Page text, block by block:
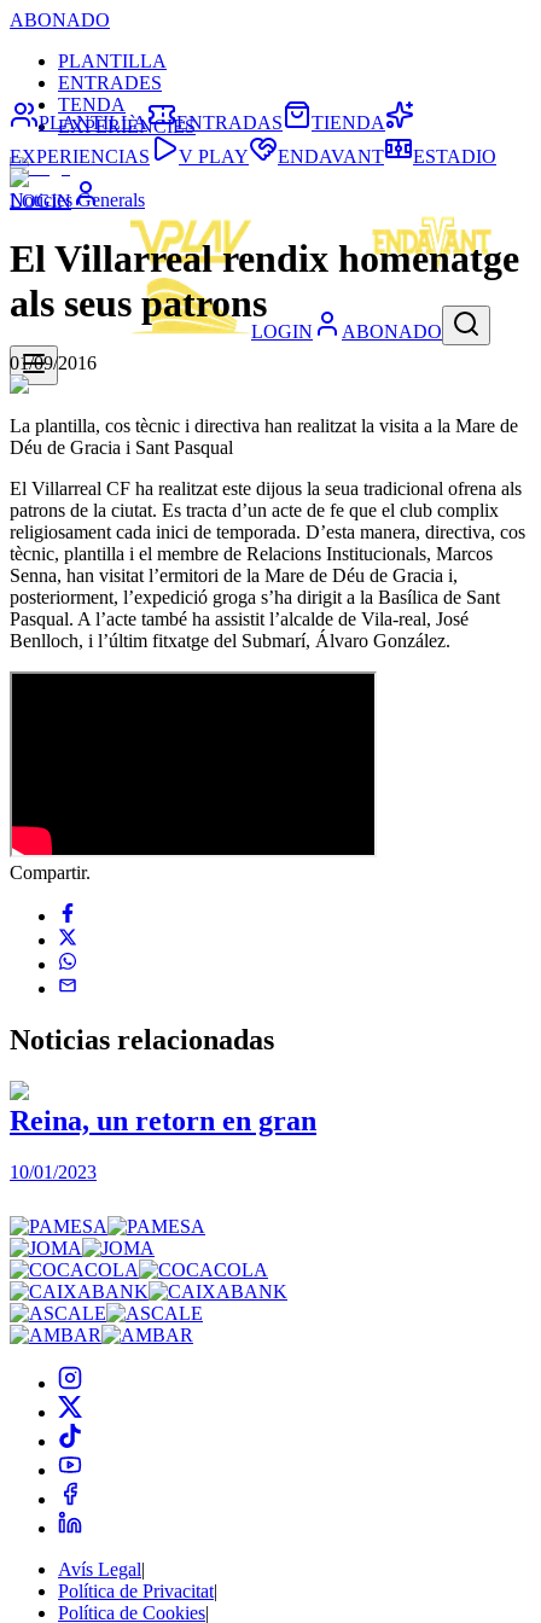
ABONADO
PLANTILLA
ENTRADES
TENDA
EXPERIÈNCIES
LOGIN
LOGIN ABONADO
PLANTILLA ENTRADAS
TIENDA
EXPERIENCIAS
V PLAY ENDAVANT ESTADIO
Noticies Generals
El Villarreal rendix homenatge
als seus patrons
01/09/2016
La plantilla, cos tècnic i directiva han realitzat la visita a la Mare de
Déu de Gracia i Sant Pasqual
El Villarreal CF ha realitzat este dijous la seua tradicional ofrena als
patrons de la ciutat. Es tracta d’un acte de fe que el club complix
religiosament cada inici de temporada. D’esta manera, directiva, cos
tècnic, plantilla i el membre de Relacions Institucionals, Marcos
Senna, han visitat l’ermitori de la Mare de Déu de Gracia i,
posteriorment, l’expedició groga s’ha dirigit a la Basílica de Sant
Pasqual. A l’acte també ha assistit l’alcalde de Vila-real, José
Benlloch, i l’últim fitxatge del Submarí, Álvaro González.
Compartir.
Noticias relacionadas
Reina, un retorn en gran
10/01/2023
Avís Legal|
Política de Privacitat|
Política de Cookies|